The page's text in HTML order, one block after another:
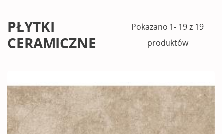
PŁYTKI
CERAMICZNE
Pokazano 1- 19 z 19
produktów